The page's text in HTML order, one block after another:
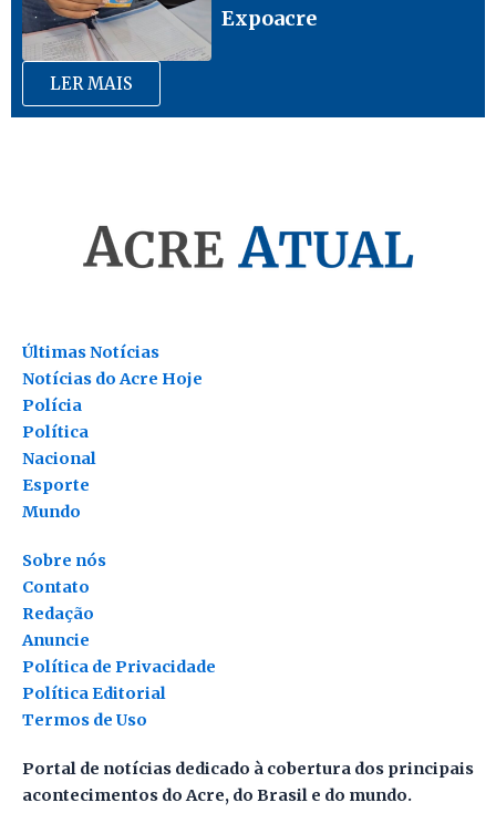
Expoacre
LER MAIS
Últimas Notícias
Notícias do Acre Hoje
Polícia
Política
Nacional
Esporte
Mundo
Contato
Redação
Anuncie
Política de Privacidade
Política Editorial
Termos de Uso
Sobre nós
Portal de notícias dedicado à cobertura dos principais
acontecimentos do Acre, do Brasil e do mundo.